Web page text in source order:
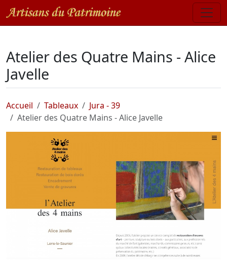
Atelier des Quatre Mains - Alice
Javelle
Accueil Tableaux
Jura - 39
Atelier des Quatre Mains - Alice Javelle